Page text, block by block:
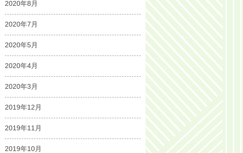
2020年8月
2020年7月
2020年5月
2020年4月
2020年3月
2019年12月
2019年11月
2019年10月